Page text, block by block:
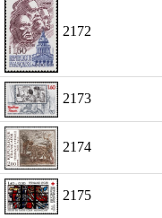
2172
2173
2174
2175